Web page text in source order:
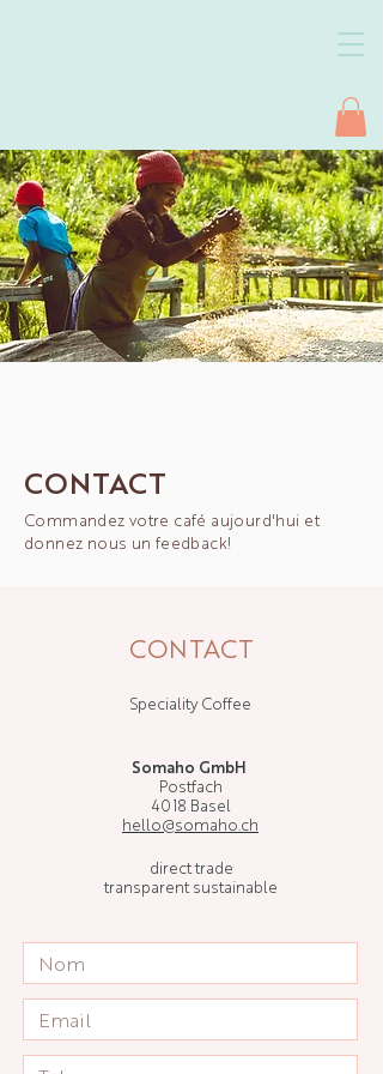
CONTACT
Commandez votre café aujourd'hui et
donnez nous un feedback!
CONTACT
Speciality Coffee
Somaho GmbH
Postfach
4018 Basel
hello@somaho.ch
direct trade
transparent sustainable